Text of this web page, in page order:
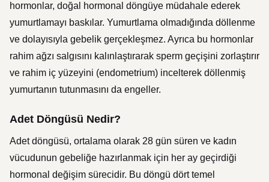
hormonlar, doğal hormonal döngüye müdahale ederek
yumurtlamayı baskılar. Yumurtlama olmadığında döllenme
ve dolayısıyla gebelik gerçekleşmez. Ayrıca bu hormonlar
rahim ağzı salgısını kalınlaştırarak sperm geçişini zorlaştırır
ve rahim iç yüzeyini (endometrium) incelterek döllenmiş
yumurtanın tutunmasını da engeller.
Adet Döngüsü Nedir?
Adet döngüsü, ortalama olarak 28 gün süren ve kadın
vücudunun gebeliğe hazırlanmak için her ay geçirdiği
hormonal değişim sürecidir. Bu döngü dört temel